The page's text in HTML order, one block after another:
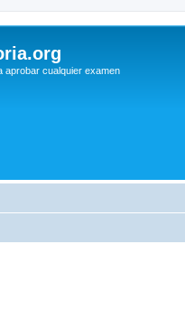
aprobar cualquier examen